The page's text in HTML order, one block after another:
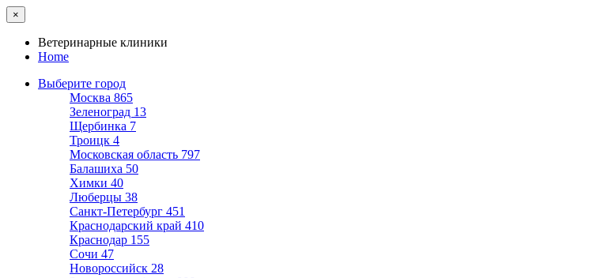
×
Ветеринарные клиники
Home
Выберите город
Москва 865
Зеленоград 13
Щербинка 7
Троицк 4
Московская область 797
Балашиха 50
Химки 40
Люберцы 38
Санкт-Петербург 451
Краснодарский край 410
Краснодар 155
Сочи 47
Новороссийск 28